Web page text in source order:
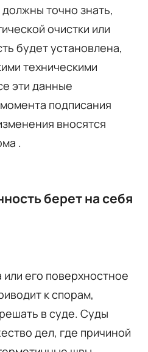
точно знать,
очистки или
будет установлена,
техническими
эти данные
подписания
вносятся
.
берет на себя
его поверхностное
к спорам,
в суде. Суды
дел, где причиной